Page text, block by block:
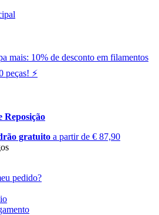
mais: 10% de desconto em filamentos
peças! ⚡️
Reposição
gratuito a partir de € 87,90
pedido?